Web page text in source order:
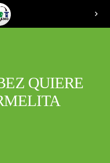
chevron_right
QUIERE